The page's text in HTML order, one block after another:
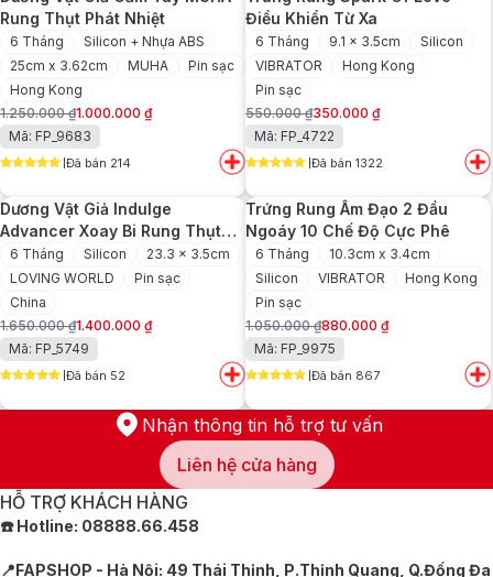
Rung Thụt Phát Nhiệt
6 Tháng
Silicon + Nhựa ABS
25cm x 3.62cm
MUHA
Pin sạc
Hong Kong
1.250.000₫
Giá
gốc
là:
1.250.000 ₫.
1.000.000 ₫
Giá
hiện
tại
là:
1.000.000 ₫.
Mã: FP_9683
Đã bán 214
Điều Khiển Từ Xa
6 Tháng 9.1 x 3.5cm
Silicon
VIBRATOR
Hong Kong
Pin sạc
550.000₫
Giá
gốc
là:
550.000 ₫.
350.000 ₫
Giá
hiện
tại
là:
350.000 ₫.
Mã: FP_4722
Đã bán 1322
Dương Vật Giả Indulge
Advancer Xoay Bi Rung Thụt
Ngoáy
6 Tháng Silicon
23.3 x 3.5cm
LOVING WORLD
Pin sạc
China
1.650.000₫
Giá
gốc
là:
1.650.000 ₫.
1.400.000 ₫
Giá
hiện
tại
là:
Mã: FP_5749
Đã bán 52
Trứng Rung Âm Đạo 2 Đầu
Ngoáy 10 Chế Độ Cực Phê
6 Tháng
10.3cm x 3.4cm
Silicon
VIBRATOR
Hong Kong
Pin sạc
1.050.000₫
Giá
gốc
là:
1.050.000 ₫.
880.000 ₫
Giá
hiện
tại
là:
880.000 ₫.
Mã: FP_9975
Đã bán 867
Nhận thông tin hỗ trợ tư vấn
Liên hệ cửa hàng
HỖ TRỢ KHÁCH HÀNG
☎️ Hotline: 08888.66.458
📍FAPSHOP - Hà Nội: 49 Thái Thịnh, P.Thịnh Quang, Q.Đống Đa